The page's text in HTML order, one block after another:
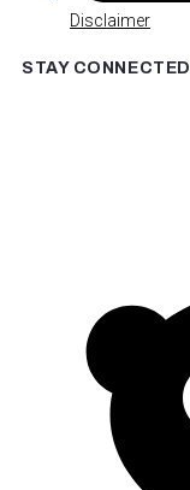
Disclaimer
STAY CONNECTED